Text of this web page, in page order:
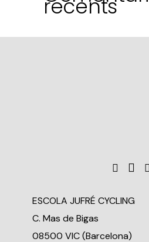
recents
ESCOLA JUFRÉ CYCLING
C. Mas de Bigas
08500 VIC (Barcelona)